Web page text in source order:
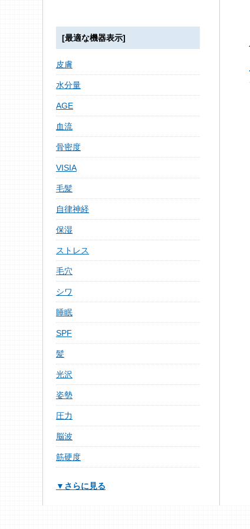
[最適な機器表示]
皮膚
水分量
AGE
血流
骨密度
VISIA
毛髪
自律神経
保湿
ストレス
毛穴
シワ
睡眠
SPF
髪
光沢
姿勢
圧力
脳波
筋硬度
▼さらに見る